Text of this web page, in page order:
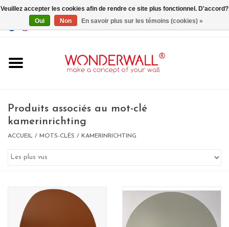
EUR/GBP
LIMITED EXCLUSIVES
Produits associés au mot-clé
kamerinrichting
ACCUEIL / MOTS-CLÉS / KAMERINRICHTING
Veuillez accepter les cookies afin de rendre ce site plus fonctionnel. D'accord?
Oui
Non En savoir plus sur les témoins (cookies) »